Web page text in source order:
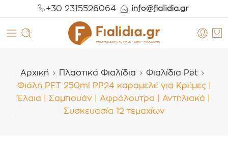
+30 2315526064
Αρχική Πλαστικά Φιαλίδια
Φιαλίδια Pet
Φιάλη PET 250ml PP24 καραμελέ για Κρέμες |
Έλαια | Σαμπουάν | Αφρόλουτρα | Αντηλιακά |
Συσκευασία 12 τεμαχίων